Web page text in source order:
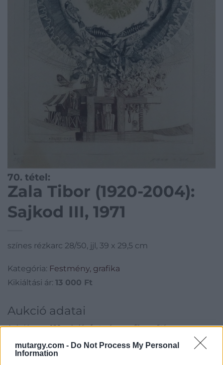
mutargy.com - Do Not Process My Personal
Information
70. tétel:
Zala Tibor (1920-2004):
Sajkod III, 1971
színes rézkarc 28/50, jjl, 39 x 29,5 cm
Kategória: Festmény, grafika
Kikiáltási ár: 13 000 Ft
Aukció adatai
Aukció neve:180.aukció - festmény, grafika, műtárgy
Aukció dátuma: 2020.07.08
Aukció ideje: 18:00